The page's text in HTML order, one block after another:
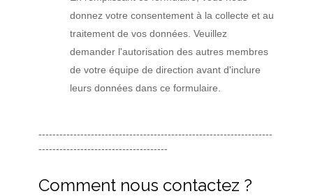
donnez votre consentement à la collecte et au
traitement de vos données. Veuillez
demander l'autorisation des autres membres
de votre équipe de direction avant d'inclure
leurs données dans ce formulaire.
-------------------------------------------------------------------
-------------------------------------
Comment nous contactez ?